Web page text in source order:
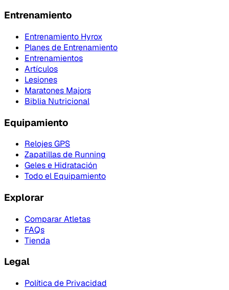
Entrenamiento
Entrenamiento Hyrox
Planes de Entrenamiento
Entrenamientos
Artículos
Lesiones
Maratones Majors
Biblia Nutricional
Equipamiento
Relojes GPS
Zapatillas de Running
Geles e Hidratación
Todo el Equipamiento
Explorar
Comparar Atletas
FAQs
Tienda
Legal
Política de Privacidad